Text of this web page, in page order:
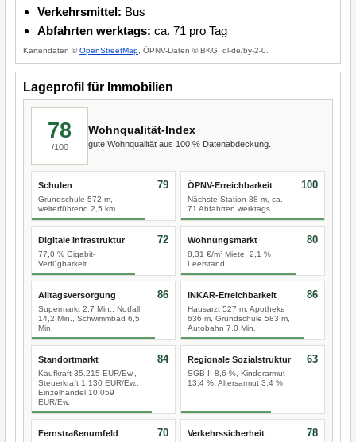
Verkehrsmittel: Bus
Abfahrten werktags: ca. 71 pro Tag
Kartendaten ©OpenStreetMap , ÖPNV-Daten © BKG, dl-de/by-2-0.
Lageprofil für Immobilien
78
/100
Wohnqualität-Index
gute Wohnqualität aus 100 % Datenabdeckung.
Schulen
Grundschule 572 m,
weiterführend 2,5 km
79 ÖPNV-Erreichbarkeit
Nächste Station 88 m, ca.
71 Abfahrten werktags
100
Digitale Infrastruktur
77,0 % Gigabit-
Verfügbarkeit
72 Wohnungsmarkt
8,31 €/m² Miete, 2,1 %
Leerstand
80
Alltagsversorgung
Supermarkt 2,7 Min., Notfall
14,2 Min., Schwimmbad 6,5
Min.
86 INKAR-Erreichbarkeit
Hausarzt 527 m, Apotheke
636 m, Grundschule 583 m,
Autobahn 7,0 Min.
86
Standortmarkt
Kaufkraft 35.215 EUR/Ew.,
Steuerkraft 1.130 EUR/Ew.,
Einzelhandel 10.059
EUR/Ew.
84 Regionale Sozialstruktur
SGB II 8,6 %, Kinderarmut
13,4 %, Altersarmut 3,4 %
63
Fernstraßenumfeld 70 Verkehrssicherheit 78